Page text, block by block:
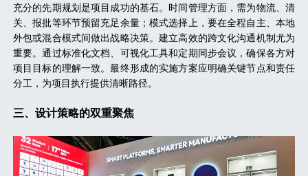
充分的先期规划是项目成功的基石。时间管理方面，需为物流、清
关、报批等环节预留充足余量；模式选择上，要在全程自主、本地
外包或混合模式间做出战略决策。建立高效的跨文化沟通机制尤为
重要。通过标准化文档、可视化工具和定期同步会议，确保各方对
项目目标的理解一致。最终形成的实施方案应明确关键节点和责任
分工，为项目执行提供清晰路径。
三、 设计策略的双重聚焦